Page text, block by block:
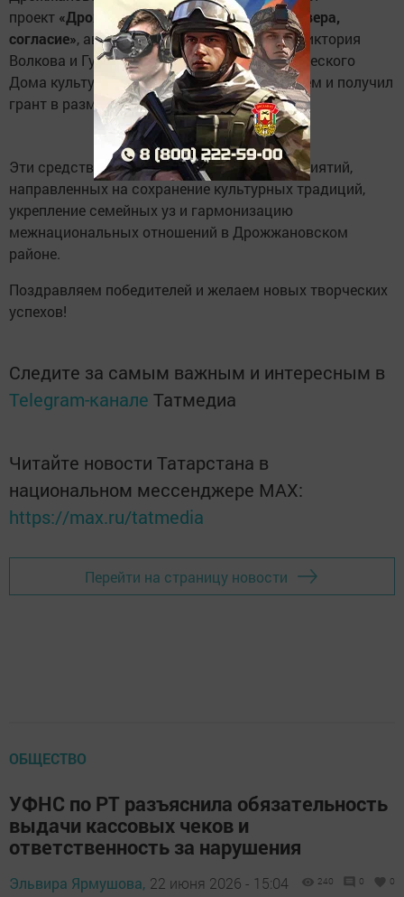
проект «Дрожжановское единство: семья, вера,
согласие», авторами которого выступили Виктория
Волкова и Гузель Бахитова из Межпоселенческого
Дома культуры. Проект признан победителем и получил
грант в размере500 000 рублей.
Эти средства пойдут на проведение мероприятий,
направленных на сохранение культурных традиций,
укрепление семейных уз и гармонизацию
межнациональных отношений в Дрожжановском
районе.
Поздравляем победителей и желаем новых творческих
успехов!
Следите за самым важным и интересным в
Telegram-канале Татмедиа
Читайте новости Татарстана в
национальном мессенджере MАХ:
https://max.ru/tatmedia
Перейти на страницу новости
ОБЩЕСТВО
УФНС по РТ разъяснила обязательность
выдачи кассовых чеков и
ответственность за нарушения
Эльвира Ярмушова, 22 июня 2026 - 15:04 240 0 0